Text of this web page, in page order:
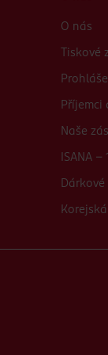
O nás
Tiskové
Příjemci
Naše
ISANA